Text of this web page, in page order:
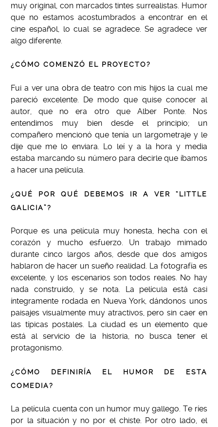
muy original, con marcados tintes surrealistas. Humor
que no estamos acostumbrados a encontrar en el
cine español, lo cual se agradece. Se agradece ver
algo diferente.
¿CÓMO COMENZÓ EL PROYECTO?
Fui a ver una obra de teatro con mis hijos la cual me
pareció excelente. De modo que quise conocer al
autor, que no era otro que Alber Ponte. Nos
entendimos muy bien desde el principio; un
compañero mencionó que tenía un largometraje y le
dije que me lo enviara. Lo leí y a la hora y media
estaba marcando su número para decirle que íbamos
a hacer una película.
¿QUÉ POR QUÉ DEBEMOS IR A VER “LITTLE
GALICIA”?
Porque es una película muy honesta, hecha con el
corazón y mucho esfuerzo. Un trabajo mimado
durante cinco largos años, desde que dos amigos
hablaron de hacer un sueño realidad. La fotografía es
excelente, y los escenarios son todos reales. No hay
nada construido, y se nota. La película está casi
íntegramente rodada en Nueva York, dándonos unos
paisajes visualmente muy atractivos, pero sin caer en
las típicas postales. La ciudad es un elemento que
está al servicio de la historia, no busca tener el
protagonismo.
¿CÓMO DEFINIRÍA EL HUMOR DE ESTA
COMEDIA?
La película cuenta con un humor muy gallego. Te ríes
por la situación y no por el chiste. Por otro lado, el